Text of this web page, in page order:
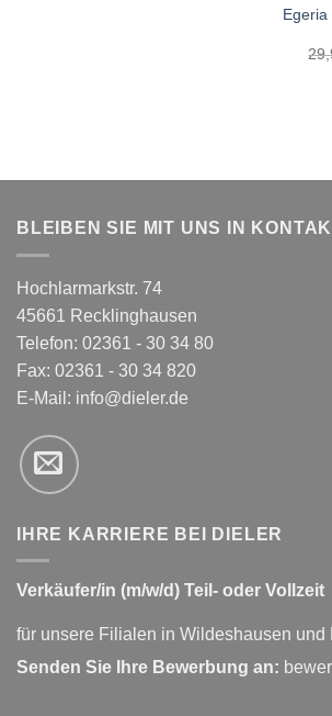
BLEIBEN SIE MIT UNS IN
Hochlarmarkstr. 74
45661 Recklinghausen
Telefon: 02361 - 30 34 80
Fax: 02361 - 30 34 820
E-Mail: info@dieler.de
IHRE KARRIERE BEI DIELER
Verkäufer/in (m/w/d) Teil- oder Vollzeit
für unsere Filialen in Wildeshausen und
Senden Sie Ihre Bewerbung an: